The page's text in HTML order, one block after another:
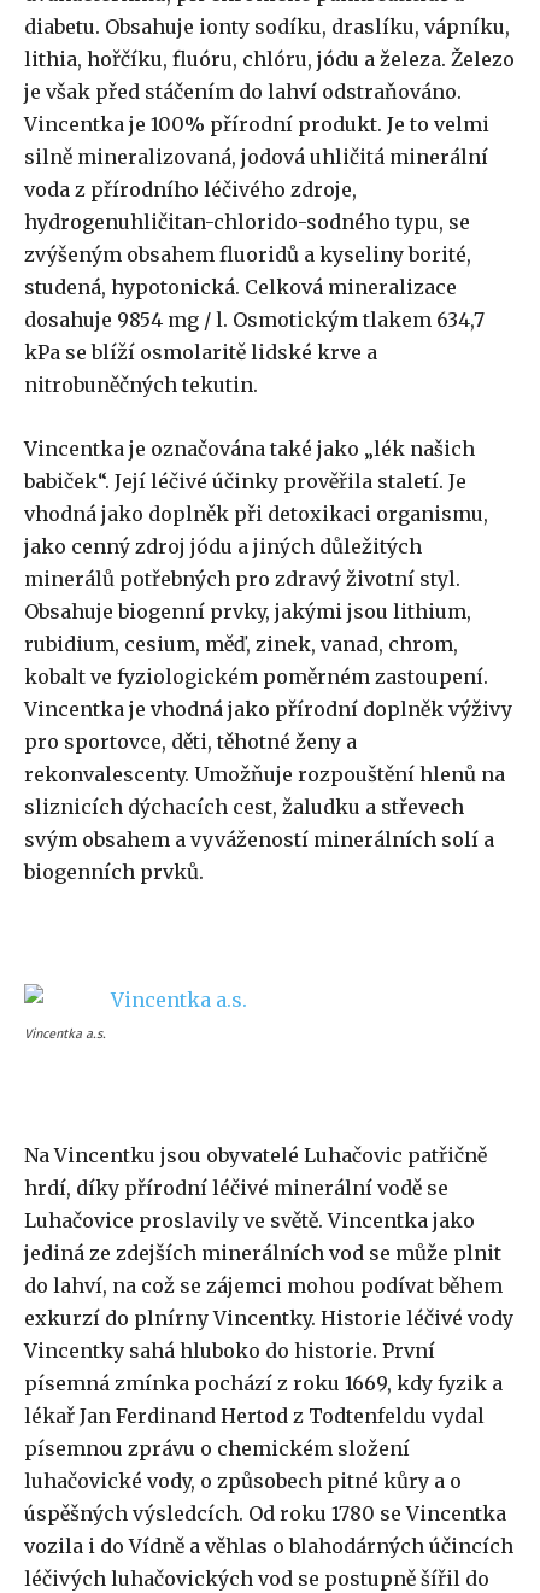
diabetu. Obsahuje ionty sodíku, draslíku, vápníku,
lithia, hořčíku, fluóru, chlóru, jódu a železa. Železo
je však před stáčením do lahví odstraňováno.
Vincentka je 100% přírodní produkt. Je to velmi
silně mineralizovaná, jodová uhličitá minerální
voda z přírodního léčivého zdroje,
hydrogenuhličitan-chlorido-sodného typu, se
zvýšeným obsahem fluoridů a kyseliny borité,
studená, hypotonická. Celková mineralizace
dosahuje 9854 mg / l. Osmotickým tlakem 634,7
kPa se blíží osmolaritě lidské krve a
nitrobuněčných tekutin.
Vincentka je označována také jako „lék našich
babiček“. Její léčivé účinky prověřila staletí. Je
vhodná jako doplněk při detoxikaci organismu,
jako cenný zdroj jódu a jiných důležitých
minerálů potřebných pro zdravý životní styl.
Obsahuje biogenní prvky, jakými jsou lithium,
rubidium, cesium, měď, zinek, vanad, chrom,
kobalt ve fyziologickém poměrném zastoupení.
Vincentka je vhodná jako přírodní doplněk výživy
pro sportovce, děti, těhotné ženy a
rekonvalescenty. Umožňuje rozpouštění hlenů na
sliznicích dýchacích cest, žaludku a střevech
svým obsahem a vyvážeností minerálních solí a
biogenních prvků.
Vincentka a.s.
Na Vincentku jsou obyvatelé Luhačovic patřičně
hrdí, díky přírodní léčivé minerální vodě se
Luhačovice proslavily ve světě. Vincentka jako
jediná ze zdejších minerálních vod se může plnit
do lahví, na což se zájemci mohou podívat během
exkurzí do plnírny Vincentky. Historie léčivé vody
Vincentky sahá hluboko do historie. První
písemná zmínka pochází z roku 1669, kdy fyzik a
lékař Jan Ferdinand Hertod z Todtenfeldu vydal
písemnou zprávu o chemickém složení
luhačovické vody, o způsobech pitné kůry a o
úspěšných výsledcích. Od roku 1780 se Vincentka
vozila i do Vídně a věhlas o blahodárných účincích
léčivých luhačovických vod se postupně šířil do